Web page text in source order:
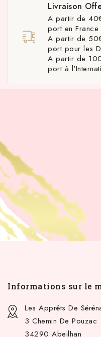
Livraison
A partir de
port en
A partir de
port pour les
A partir de
port à
Informations sur le
Les Apprêts De
3 Chemin De Pouzac
34290 Abeilhan